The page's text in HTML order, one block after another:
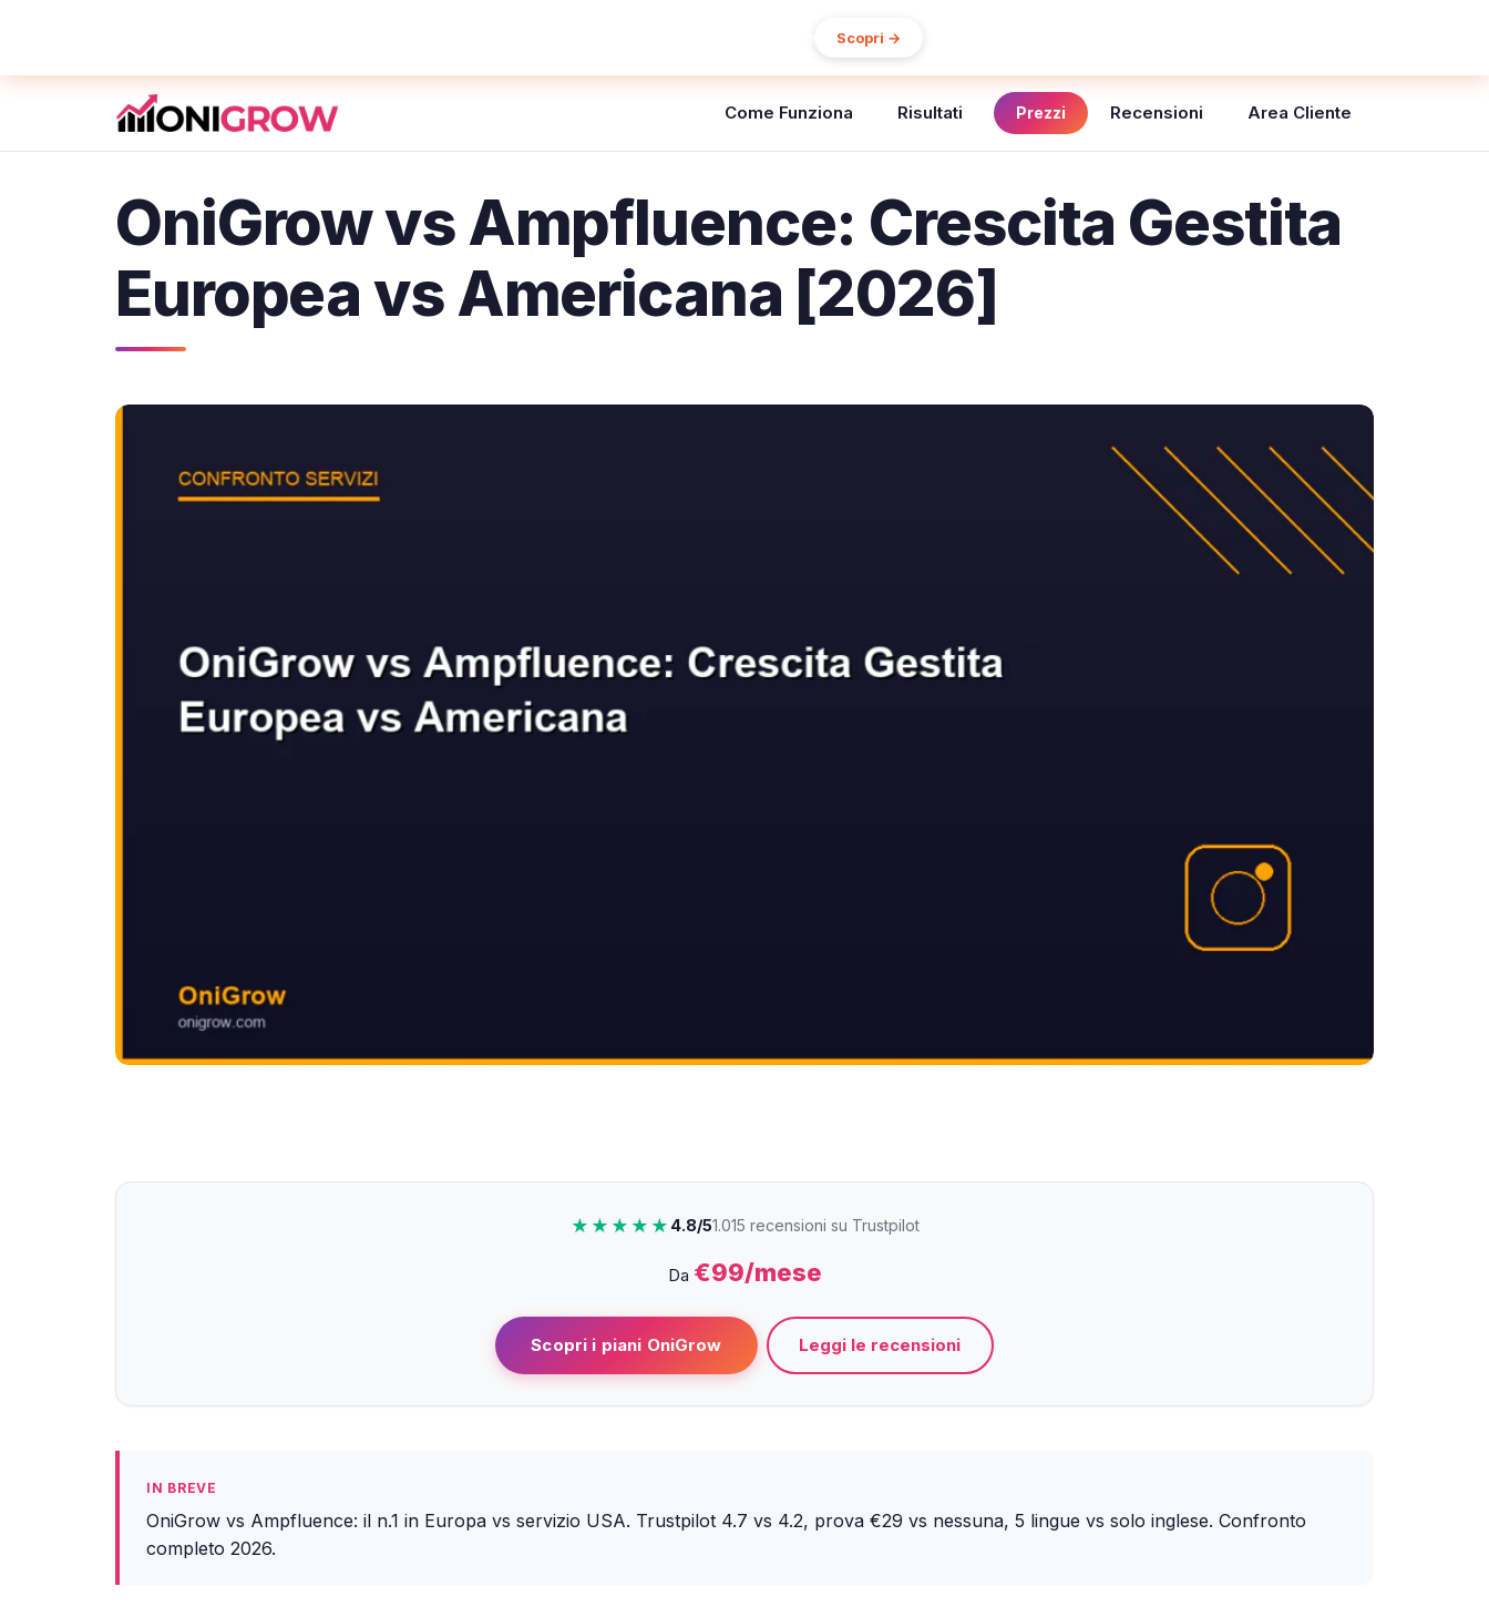
Scopri →
Come Funziona Risultati Prezzi Recensioni Area Cliente
OniGrow vs Ampfluence: Crescita Gestita
Europea vs Americana [2026]
★★★★★ 4.8/51.015 recensioni su Trustpilot
Da €99/mese
Scopri i piani OniGrow Leggi le recensioni
IN BREVE
OniGrow vs Ampfluence: il n.1 in Europa vs servizio USA. Trustpilot 4.7 vs 4.2, prova €29 vs nessuna, 5 lingue vs solo inglese. Confronto
completo 2026.